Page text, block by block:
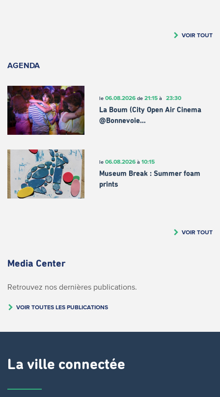
VOIR TOUT
AGENDA
le 06.08.2026de 21:15à 23:30
La Boum (City Open Air Cinema
@Bonnevoie…
le 06.08.2026à 10:15
Museum Break : Summer foam
prints
VOIR TOUT
Media Center
Retrouvez nos dernières publications.
VOIR TOUTES LES PUBLICATIONS
La ville connectée